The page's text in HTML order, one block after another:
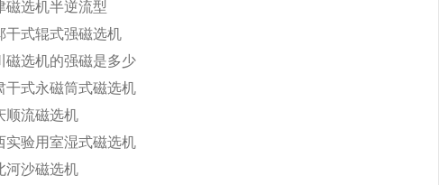
磁选机半逆流型
干式辊式强磁选机
磁选机的强磁是多少
干式永磁筒式磁选机
顺流磁选机
实验用室湿式磁选机
河沙磁选机